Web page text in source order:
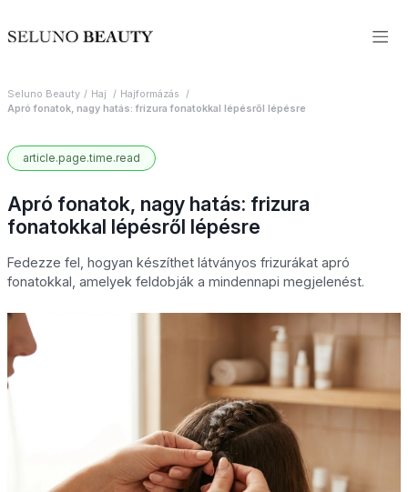
Seluno Beauty Haj
Hajformázás
Apró fonatok, nagy hatás: frizura fonatokkal lépésről lépésre
article.page.time.read
Apró fonatok, nagy hatás: frizura
fonatokkal lépésről lépésre
Fedezze fel, hogyan készíthet látványos frizurákat apró
fonatokkal, amelyek feldobják a mindennapi megjelenést.